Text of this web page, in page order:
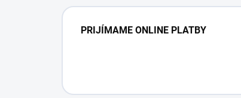
PRIJÍMAME ONLINE PLATBY